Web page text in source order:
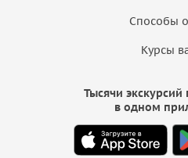
Способы
Курсы
Тысячи
в одном